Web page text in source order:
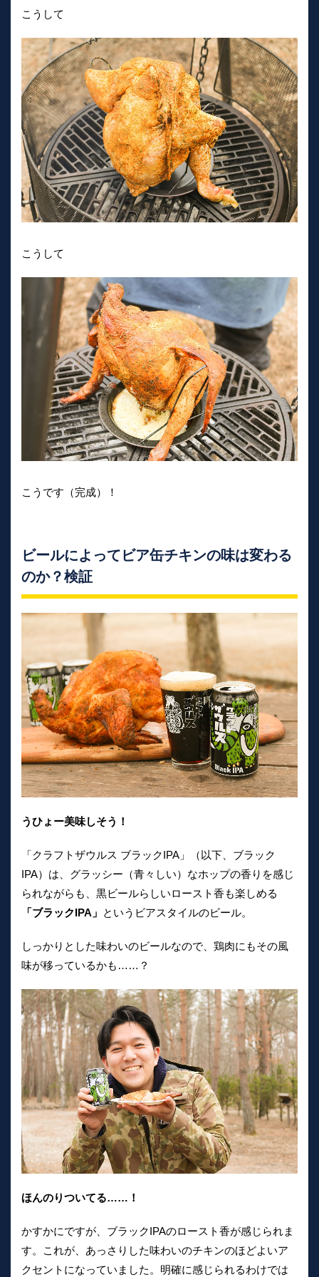
こうして
こうして
こうです（完成）！
ビールによってビア缶チキンの味は変わる
のか？検証
うひょー美味しそう！
「クラフトザウルス ブラックIPA」（以下、ブラック
IPA）は、グラッシー（青々しい）なホップの香りを感じ
られながらも、黒ビールらしいロースト香も楽しめる
「ブラックIPA」 というビアスタイルのビール。
しっかりとした味わいのビールなので、鶏肉にもその風
味が移っているかも……？
ほんのりついてる……！
かすかにですが、ブラックIPAのロースト香が感じられま
す。これが、あっさりした味わいのチキンのほどよいア
クセントになっていました。明確に感じられるわけでは